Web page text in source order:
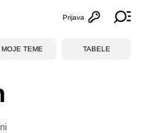
Otvori
Prijava
MOJE TEME TABELE